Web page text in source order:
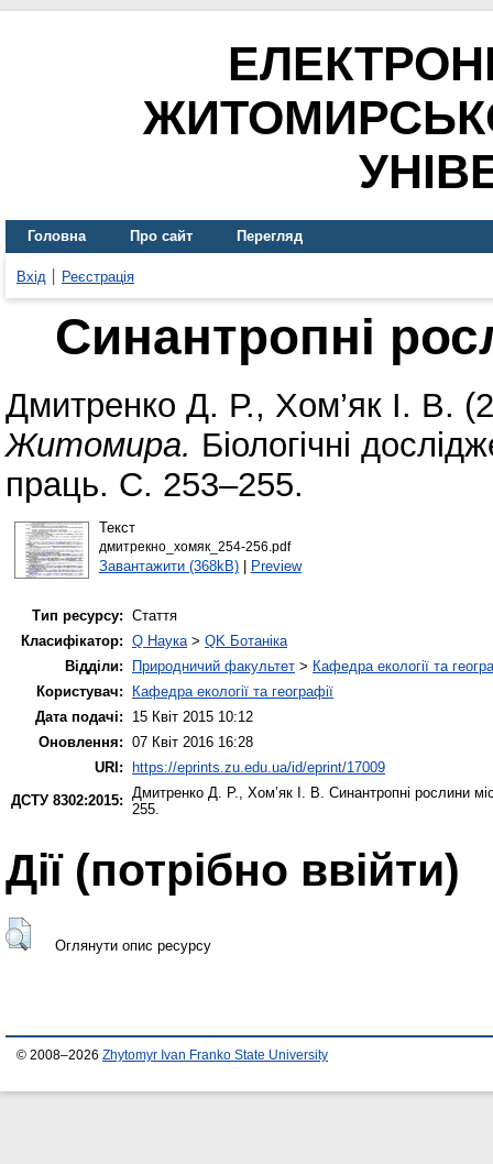
Головна Про сайт Перегляд
Вхід Реєстрація
Синантропні
Дмитренко Д. Р., Хом’як І. В.
Житомира. Біологічні
праць. С. 253–255.
Текст
дмитрекно_хомяк_254-256.pdf
Завантажити (368kB)| Preview
Тип ресурсу: Стаття
Класифікатор: Q Наука> QK Ботаніка
Відділи:
Природничий факультет > Кафедра екології та
Користувач:
Кафедра екології та географії
Дата подачі:
15 Квіт 2015 10:12
Оновлення: 07 Квіт 2016 16:28
URI:
https://eprints.zu.edu.ua/id/eprint/17009
ДСТУ 8302:2015: Дмитренко Д. Р., Хом’як І. В. Синантропні рослини
255.
Дії ​​(потрібно ввійти)
Оглянути опис ресурсу
© 2008–2026 Zhytomyr Ivan Franko State University